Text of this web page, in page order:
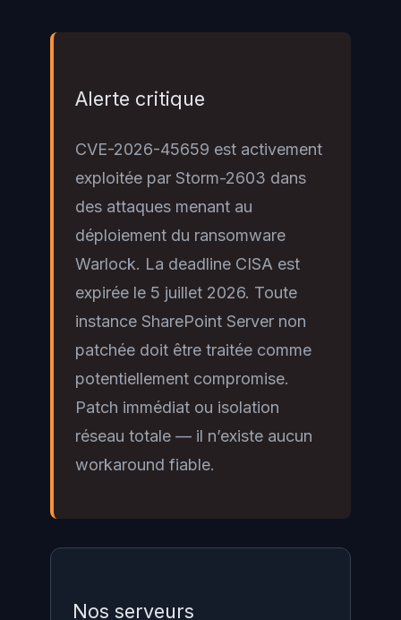
Alerte critique
CVE-2026-45659 est activement
exploitée par Storm-2603 dans
des attaques menant au
déploiement du ransomware
Warlock. La deadline CISA est
expirée le 5 juillet 2026. Toute
instance SharePoint Server non
patchée doit être traitée comme
potentiellement compromise.
Patch immédiat ou isolation
réseau totale — il n’existe aucun
workaround fiable.
Nos serveurs